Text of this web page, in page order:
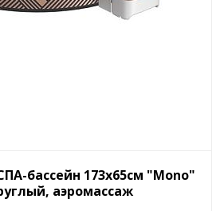
бассейн 173х65см "Mono"
аэромассаж